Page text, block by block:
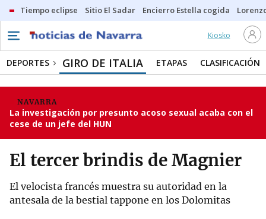
Tiempo eclipse Sitio El Sadar Encierro Estella cogida
Kiosko
DEPORTES GIRO DE ITALIA ETAPAS CLASIFICACIÓN
NAVARRA
La investigación por presunto acoso sexual acaba con el
cese de un jefe del HUN
El tercer brindis de Magnier
El velocista francés muestra su autoridad en la
antesala de la bestial tappone en los Dolomitas